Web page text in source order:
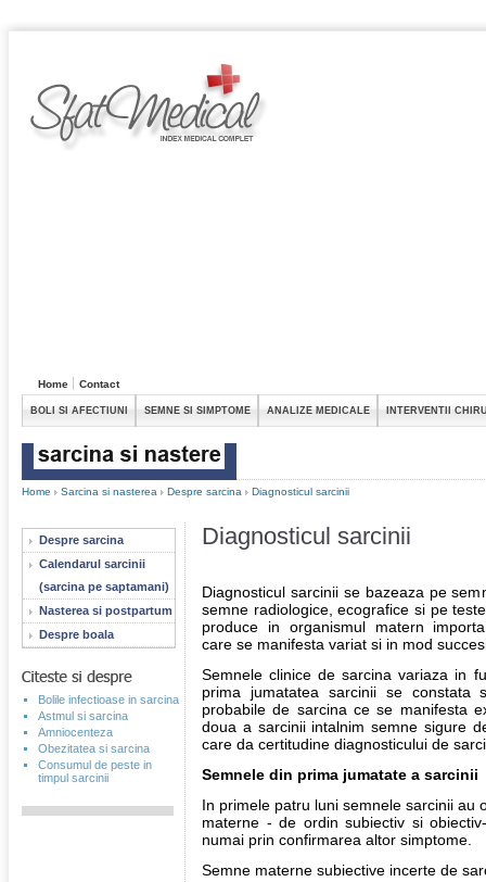
Home Contact
BOLI SI AFECTIUNI SEMNE SI SIMPTOME ANALIZE MEDICALE INTERVENTII
Home Sarcina si nasterea Despre sarcina Diagnosticul sarcinii
Despre sarcina
Calendarul sarcinii
(sarcina pe saptamani)
Nasterea si postpartum
Despre boala
Bolile infectioase in sarcina
Astmul si sarcina
Amniocenteza
Obezitatea si sarcina
Consumul de peste in
timpul sarcinii
Diagnosticul sarcinii
Diagnosticul sarcinii se bazeaza pe
semne radiologice, ecografice si pe
produce in organismul matern
care se manifesta variat si in mod
Semnele clinice de sarcina variaza in
prima jumatatea sarcinii se constata
probabile de sarcina ce se manifesta
doua a sarcinii intalnim semne sigure
care da certitudine diagnosticului de
Semnele din prima jumatate a sarcinii
In primele patru luni semnele sarcinii au
materne - de ordin subiectiv si
numai prin confirmarea altor simptome.
Semne materne subiective incerte de